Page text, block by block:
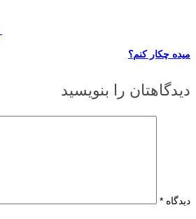
میده چکار کنم؟
دیدگاهتان را بنویسید
دیدگاه *